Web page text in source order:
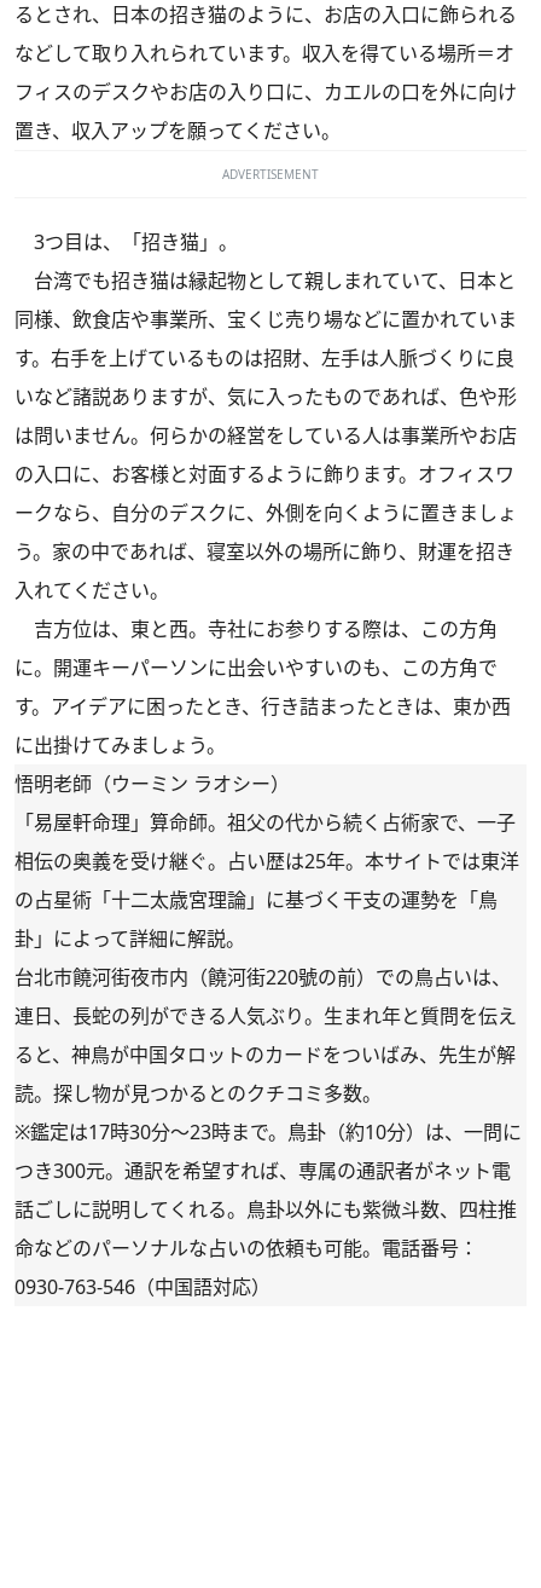
るとされ、日本の招き猫のように、お店の入口に飾られる
などして取り入れられています。収入を得ている場所＝オ
フィスのデスクやお店の入り口に、カエルの口を外に向け
置き、収入アップを願ってください。
ADVERTISEMENT
3つ目は、「招き猫」。
台湾でも招き猫は縁起物として親しまれていて、日本と
同様、飲食店や事業所、宝くじ売り場などに置かれていま
す。右手を上げているものは招財、左手は人脈づくりに良
いなど諸説ありますが、気に入ったものであれば、色や形
は問いません。何らかの経営をしている人は事業所やお店
の入口に、お客様と対面するように飾ります。オフィスワ
ークなら、自分のデスクに、外側を向くように置きましょ
う。家の中であれば、寝室以外の場所に飾り、財運を招き
入れてください。
吉方位は、東と西。寺社にお参りする際は、この方角
に。開運キーパーソンに出会いやすいのも、この方角で
す。アイデアに困ったとき、行き詰まったときは、東か西
に出掛けてみましょう。
悟明老師（ウーミン ラオシー）
「易屋軒命理」算命師。祖父の代から続く占術家で、一子
相伝の奥義を受け継ぐ。占い歴は25年。本サイトでは東洋
の占星術「十二太歳宮理論」に基づく干支の運勢を「鳥
卦」によって詳細に解説。
台北市饒河街夜市内（饒河街220號の前）での鳥占いは、
連日、長蛇の列ができる人気ぶり。生まれ年と質問を伝え
ると、神鳥が中国タロットのカードをついばみ、先生が解
読。探し物が見つかるとのクチコミ多数。
※鑑定は17時30分～23時まで。鳥卦（約10分）は、一問に
つき300元。通訳を希望すれば、専属の通訳者がネット電
話ごしに説明してくれる。鳥卦以外にも紫微斗数、四柱推
命などのパーソナルな占いの依頼も可能。電話番号：
0930-763-546（中国語対応）